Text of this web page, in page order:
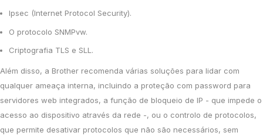
Ipsec (Internet Protocol Security).
O protocolo SNMPvw.
Criptografia TLS e SLL.
Além disso, a Brother recomenda várias soluções para lidar com
qualquer ameaça interna, incluindo a proteção com password para
servidores web integrados, a função de bloqueio de IP - que impede o
acesso ao dispositivo através da rede -, ou o controlo de protocolos,
que permite desativar protocolos que não são necessários, sem